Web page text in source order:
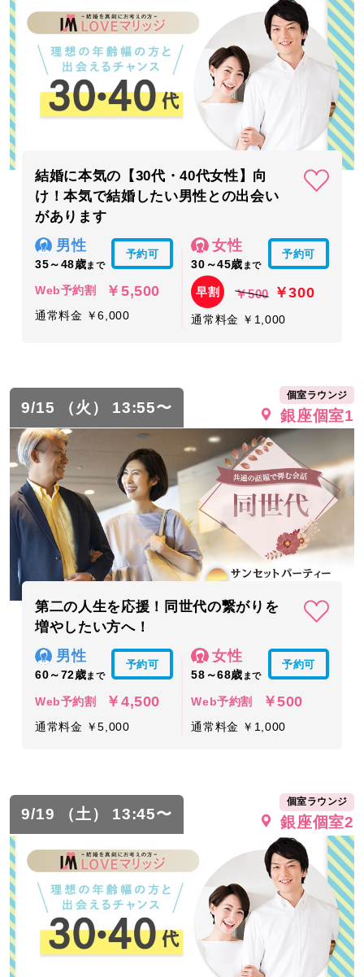
結婚に本気の【30代・40代女性】向
け！本気で結婚したい男性との出会い
があります
男性
35～48歳まで
予約可
Web予約割 ￥5,500
通常料金 ￥6,000
女性
30～45歳 まで
予約可
早割 ￥500 ￥300
通常料金 ￥1,000
9/15 （火） 13:55〜
個室ラウンジ
銀座個室1
第二の人生を応援！同世代の繋がりを
増やしたい方へ！
男性
60～72歳まで
予約可
Web予約割 ￥4,500
通常料金 ￥5,000
女性
58～68歳 まで
予約可
Web予約割 ￥500
通常料金 ￥1,000
9/19 （土） 13:45〜
個室ラウンジ
銀座個室2